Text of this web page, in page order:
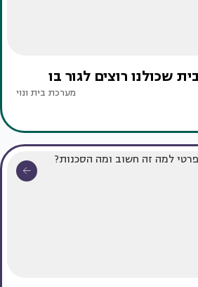
שכולנו רוצים לגור בו
מערכת בית ונוי